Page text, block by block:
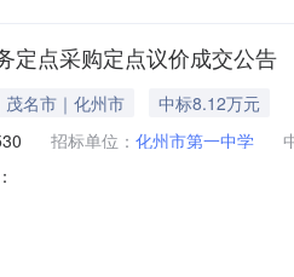
定点采购定点议价成交公告
茂名市｜化州市
中标8.12万元
招标单位： 化州市第一中学